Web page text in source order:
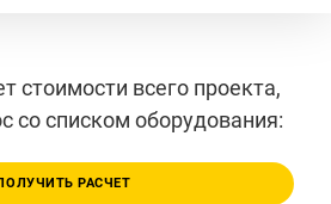
стоимости всего проекта,
со списком оборудования:
РАСЧЕТ